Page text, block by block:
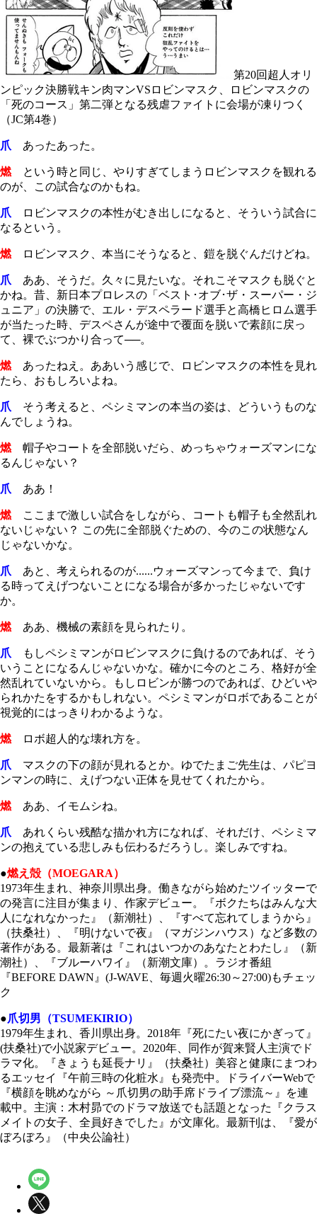
第20回超人オリ
ンピック決勝戦キン肉マンVSロビンマスク、ロビンマスクの
「死のコース」第二弾となる残虐ファイトに会場が凍りつく
（JC第4巻）
爪 あったあった。
燃という時と同じ、やりすぎてしまうロビンマスクを観れる
のが、この試合なのかもね。
爪 ロビンマスクの本性がむき出しになると、そういう試合に
なるという。
燃ロビンマスク、本当にそうなると、鎧を脱ぐんだけどね。
爪 ああ、そうだ。久々に見たいな。それこそマスクも脱ぐと
かね。昔、新日本プロレスの「ベスト･オブ･ザ・スーパー・ジ
ュニア」の決勝で、エル・デスペラード選手と高橋ヒロム選手
が当たった時、デスペさんが途中で覆面を脱いで素顔に戻っ
て、裸でぶつかり合って──。
燃あったねえ。ああいう感じで、ロビンマスクの本性を見れ
たら、おもしろいよね。
爪 そう考えると、ペシミマンの本当の姿は、どういうものな
んでしょうね。
燃帽子やコートを全部脱いだら、めっちゃウォーズマンにな
るんじゃない？
爪 ああ！
燃ここまで激しい試合をしながら、コートも帽子も全然乱れ
ないじゃない？ この先に全部脱ぐための、今のこの状態なん
じゃないかな。
爪 あと、考えられるのが......ウォーズマンって今まで、負け
る時ってえげつないことになる場合が多かったじゃないです
か。
燃ああ、機械の素顔を見られたり。
爪 もしペシミマンがロビンマスクに負けるのであれば、そう
いうことになるんじゃないかな。確かに今のところ、格好が全
然乱れていないから。もしロビンが勝つのであれば、ひどいや
られかたをするかもしれない。ペシミマンがロボであることが
視覚的にはっきりわかるような。
燃ロボ超人的な壊れ方を。
爪 マスクの下の顔が見れるとか。ゆでたまご先生は、パピヨ
ンマンの時に、えげつない正体を見せてくれたから。
燃ああ、イモムシね。
爪 あれくらい残酷な描かれ方になれば、それだけ、ペシミマ
ンの抱えている悲しみも伝わるだろうし。楽しみですね。
●燃え殻（MOEGARA）
1973年生まれ、神奈川県出身。働きながら始めたツイッターで
の発言に注目が集まり、作家デビュー。『ボクたちはみんな大
人になれなかった』（新潮社）、『すべて忘れてしまうから』
（扶桑社）、『明けないで夜』（マガジンハウス） など多数の
著作がある。 最新著は 『これはいつかのあなたとわたし』（新
潮社）、
『ブルーハワイ』（新潮文庫）。ラジオ番組
『BEFORE DAWN』(J-WAVE、毎週火曜26:30～27:00)もチェッ
ク
●爪切男（TSUMEKIRIO）
1979年生まれ、香川県出身。2018年『死にたい夜にかぎって』
(扶桑社)で小説家デビュー。2020年、同作が賀来賢人主演でド
ラマ化。『きょうも延長ナリ』（扶桑社） 美容と健康にまつわ
るエッセイ『午前三時の化粧水』も発売中。
ドライバーWebで
『横顔を眺めながら ～爪切男の助手席ドライブ漂流～』を連
載中。 主演：木村昴での ドラマ放送でも話題となった『クラス
メイトの女子、全員好きでした』が文庫化。 最新刊は、『愛が
ぼろぼろ』（中央公論社）